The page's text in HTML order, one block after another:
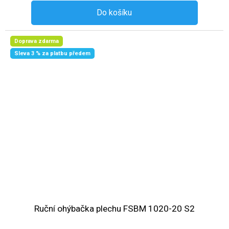
Do košíku
Doprava zdarma
Sleva 3 % za platbu předem
Ruční ohýbačka plechu FSBM 1020-20 S2